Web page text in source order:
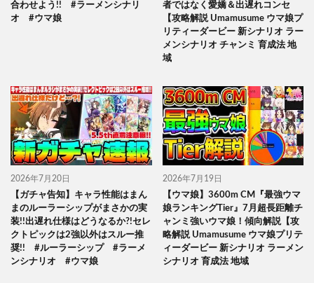
合わせよう!! #ラーメンシナリ
オ #ウマ娘
者ではなく愛嬌＆出遅れコンセ
【攻略解説 Umamusume ウマ娘プ
リティーダービー 新シナリオ ラー
メンシナリオ チャンミ 育成法 地
域
2026年7月20日
【ガチャ告知】キャラ性能はまん
まのルーラーシップがまさかの実
装!!出遅れ仕様はどうなるか?!セレ
クトピックは2強以外はスルー推
奨!! #ルーラーシップ #ラーメ
ンシナリオ #ウマ娘
2026年7月19日
【ウマ娘】3600m CM『最強ウマ
娘ランキングTier』7月超長距離チ
ャンミ強いウマ娘！傾向解説【攻
略解説 Umamusume ウマ娘プリテ
ィーダービー 新シナリオ ラーメン
シナリオ 育成法 地域